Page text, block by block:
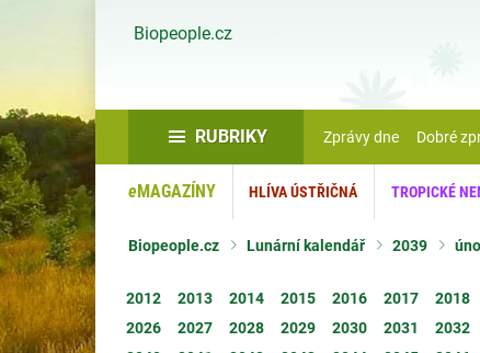
Biopeople.cz
RUBRIKY Zprávy dne Dobré
eMAGAZÍNY HLÍVA ÚSTŘIČNÁ TROPICKÉ
Biopeople.cz Lunární kalendář 2039
2012 2013 2014 2015 2016 2017 2018
2026
2027 2028 2029 2030 2031 2032